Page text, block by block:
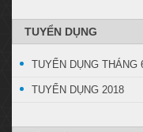
TUYỂN DỤNG
TUYỂN DỤNG THÁNG
TUYỂN DỤNG 2018